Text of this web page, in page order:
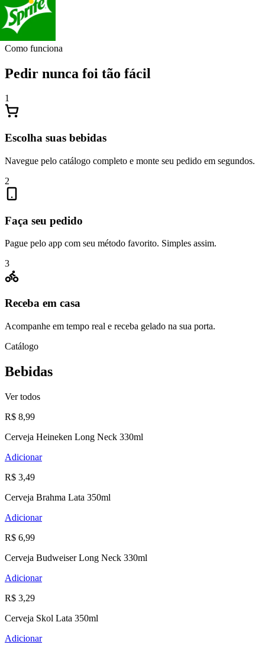
Como funciona
Pedir nunca foi tão fácil
1
Escolha suas bebidas
Navegue pelo catálogo completo e monte seu pedido em segundos.
2
Faça seu pedido
Pague pelo app com seu método favorito. Simples assim.
3
Receba em casa
Acompanhe em tempo real e receba gelado na sua porta.
Catálogo
Bebidas
Ver todos
R$ 8,99
Cerveja Heineken Long Neck 330ml
Adicionar
R$ 3,49
Cerveja Brahma Lata 350ml
Adicionar
R$ 6,99
Cerveja Budweiser Long Neck 330ml
Adicionar
R$ 3,29
Cerveja Skol Lata 350ml
Adicionar